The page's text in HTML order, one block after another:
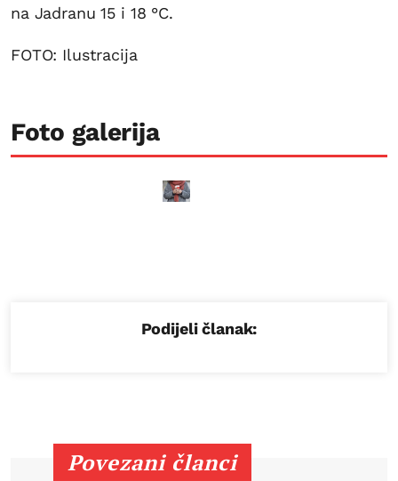
na Jadranu 15 i 18 °C.
FOTO: Ilustracija
Foto galerija
Podijeli članak:
Povezani članci